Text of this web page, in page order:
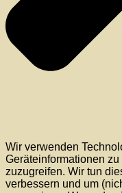
Wir verwenden
Geräteinformationen
zuzugreifen. Wir tun
verbessern und um